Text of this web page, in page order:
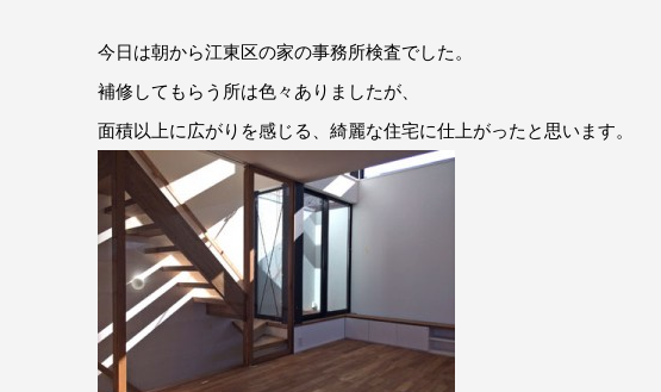
今日は朝から江東区の家の事務所検査でした。
補修してもらう所は色々ありましたが、
面積以上に広がりを感じる、綺麗な住宅に仕上がったと思います。